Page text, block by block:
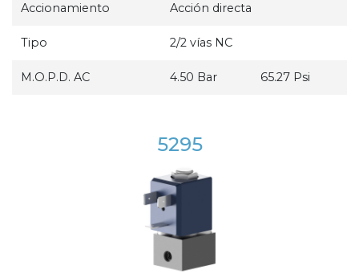
Accionamiento Acción directa
Tipo 2/2 vías NC
M.O.P.D. AC 4.50 Bar 65.27 Psi
5295